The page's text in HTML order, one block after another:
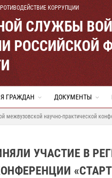
КОРРУПЦИИ
СЛУЖБЫ
РОССИЙСКОЙ
ГРАЖДАН ДОКУМЕНТЫ
межвузовской научно-практической
УЧАСТИЕ В
«СТАРТ